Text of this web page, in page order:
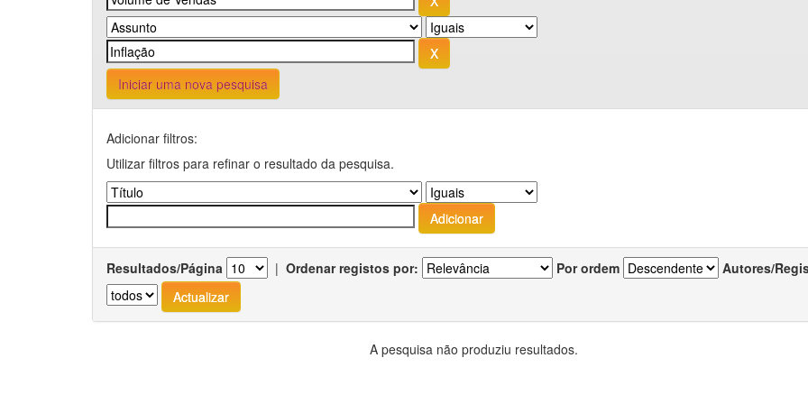
Iniciar uma nova pesquisa
Adicionar filtros:
Utilizar filtros para refinar o resultado da pesquisa.
Resultados/Página | Ordenar registos por: Por ordem Autores/
A pesquisa não produziu resultados.